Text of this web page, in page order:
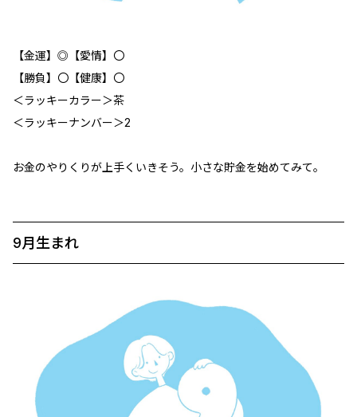
【金運】◎【愛情】〇
【勝負】〇【健康】〇
＜ラッキーカラー＞茶
＜ラッキーナンバー＞2
お金のやりくりが上手くいきそう。小さな貯金を始めてみて。
9月生まれ